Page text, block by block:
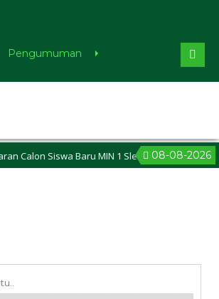
Pengumuman
08-08-2026
Baru MIN 1 Sleman sudah dibuka, cek di